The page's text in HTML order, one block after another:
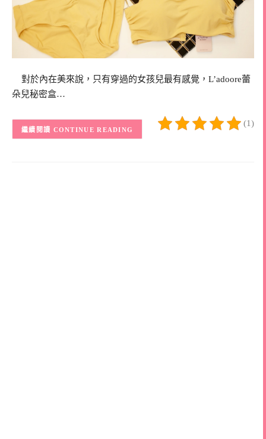
對於內在美來說，只有穿過的女孩兒最有感覺，L’adoore蕾
朵兒秘密盒…
(1)
CONTINUE READING